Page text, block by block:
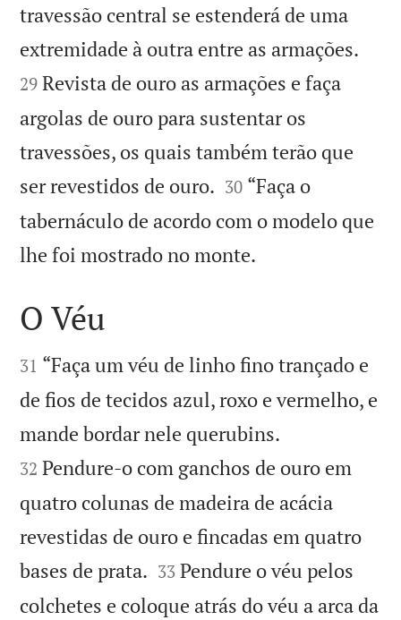
travessão central se estenderá de uma
extremidade à outra entre as armações.
29 Revista de ouro as armações e faça
argolas de ouro para sustentar os
travessões, os quais também terão que
ser revestidos de ouro. 

30 “Faça o
tabernáculo de acordo com o modelo que
lhe foi mostrado no monte.

O Véu

31 “Faça um véu de linho fino trançado e
de fios de tecidos azul, roxo e vermelho, e
mande bordar nele querubins.
32 Pendure-o com ganchos de ouro em
quatro colunas de madeira de acácia
revestidas de ouro e fincadas em quatro
bases de prata. 

33 Pendure o véu pelos
colchetes e coloque atrás do véu a arca da